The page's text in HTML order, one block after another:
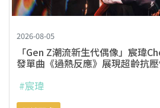
2026-08-05
「Gen Z潮流新生代偶像」宸瑋
發單曲《過熱反應》展現超齡抗
#宸瑋